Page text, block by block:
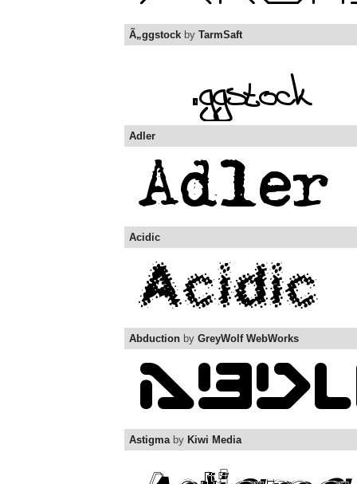
Ã„ggstock by TarmSaft
Adler
Acidic
Abduction by GreyWolf WebWorks
Astigmaby Kiwi Media